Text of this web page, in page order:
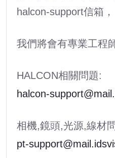
halcon-support信箱，
我們將會有專業工程
HALCON相關問題:
halcon-
相機,鏡頭,光源,線材
pt-